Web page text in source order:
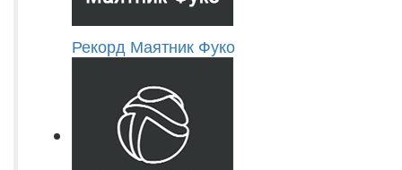
Рекорд Маятник Фуко